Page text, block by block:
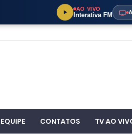
AO VIVO
Interativa FM
EQUIPE CONTATOS TV AO